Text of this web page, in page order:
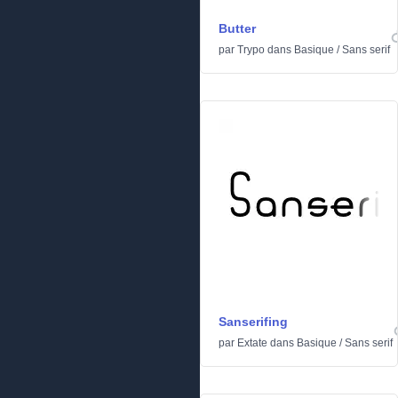
Butter
par Trypo dans Basique /Sans serif
Sanserifing
par Extate dans Basique /Sans serif